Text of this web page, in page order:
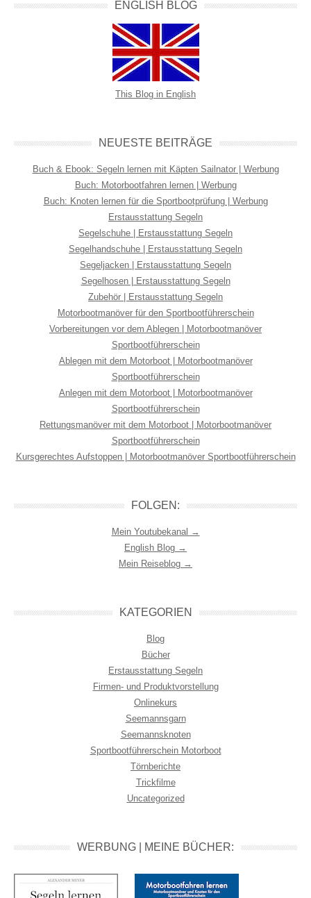
ENGLISH BLOG
This Blog in English
NEUESTE BEITRÄGE
Buch & Ebook: Segeln lernen mit Käpten Sailnator | Werbung
Buch: Motorbootfahren lernen | Werbung
Buch: Knoten lernen für die Sportbootprüfung | Werbung
Erstausstattung Segeln
Segelschuhe | Erstausstattung Segeln
Segelhandschuhe | Erstausstattung Segeln
Segeljacken | Erstausstattung Segeln
Segelhosen | Erstausstattung Segeln
Zubehör | Erstausstattung Segeln
Motorbootmanöver für den Sportbootführerschein
Vorbereitungen vor dem Ablegen | Motorbootmanöver
Sportbootführerschein
Ablegen mit dem Motorboot | Motorbootmanöver
Sportbootführerschein
Anlegen mit dem Motorboot | Motorbootmanöver
Sportbootführerschein
Rettungsmanöver mit dem Motorboot | Motorbootmanöver
Sportbootführerschein
Kursgerechtes Aufstoppen | Motorbootmanöver Sportbootführerschein
FOLGEN:
Mein Youtubekanal →
English Blog →
Mein Reiseblog →
KATEGORIEN
Blog
Bücher
Erstausstattung Segeln
Firmen- und Produktvorstellung
Onlinekurs
Seemannsgarn
Seemannsknoten
Sportbootführerschein Motorboot
Törnberichte
Trickfilme
Uncategorized
WERBUNG | MEINE BÜCHER: